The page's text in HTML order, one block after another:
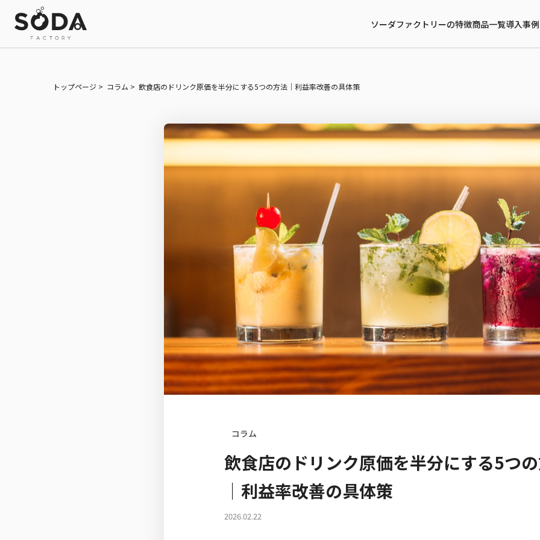
ソーダファクトリーの特徴商品一覧導入事例
トップページ コラム 飲食店のドリンク原価を半分にする5つの方法｜利益率改善の具体策
コラム
飲食店のドリンク原価を半分にする5つ
｜利益率改善の具体策
2026.02.22